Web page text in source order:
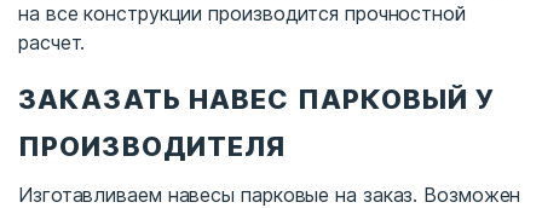
на все конструкции производится прочностной
расчет.
ЗАКАЗАТЬ НАВЕС ПАРКОВЫЙ У
ПРОИЗВОДИТЕЛЯ
Изготавливаем навесы парковые на заказ. Возможен